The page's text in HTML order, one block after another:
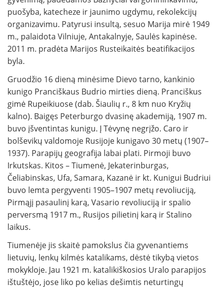
puošyba, katecheze ir jaunimo ugdymu, rekolekcijų
organizavimu. Patyrusi insultą, sesuo Marija mirė 1949
m., palaidota Vilniuje, Antakalnyje, Saulės kapinėse.
2011 m. pradėta Marijos Rusteikaitės beatifikacijos
byla.
Gruodžio 16 dieną minėsime Dievo tarno, kankinio
kunigo Pranciškaus Budrio mirties dieną. Pranciškus
gimė Rupeikiuose (dab. Šiaulių r., 8 km nuo Kryžių
kalno). Baigęs Peterburgo dvasinę akademiją, 1907 m.
buvo įšventintas kunigu. Į Tėvynę negrįžo. Caro ir
bolševikų valdomoje Rusijoje kunigavo 30 metų (1907–
1937). Parapijų geografija labai plati. Pirmoji buvo
Irkutskas. Kitos – Tiumenė, Jekaterinburgas,
Čeliabinskas, Ufa, Samara, Kazanė ir kt. Kunigui Budriui
buvo lemta pergyventi 1905–1907 metų revoliuciją,
Pirmąjį pasaulinį karą, Vasario revoliuciją ir spalio
perversmą 1917 m., Rusijos pilietinį karą ir Stalino
laikus.
Tiumenėje jis skaitė pamokslus čia gyvenantiems
lietuvių, lenkų kilmės katalikams, dėstė tikybą vietos
mokykloje. Jau 1921 m. katalikiškosios Uralo parapijos
ištuštėjo, jose liko po kelias dešimtis neturtingų